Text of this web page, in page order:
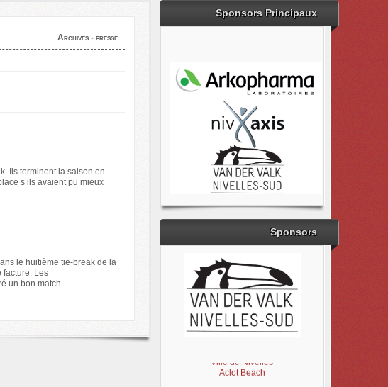
Archives - presse
Ils terminent la saison en
s’ils avaient pu mieux
le huitième tie-break de la
facture. Les
un bon match.
Sponsors Principaux
Sponsors
Aclot Beach